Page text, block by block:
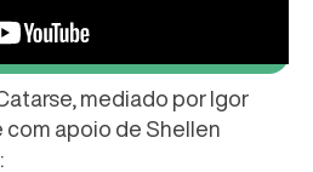
mediado por Igor
com apoio de Shellen